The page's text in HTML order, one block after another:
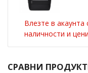
Влезте в акаунта
наличности и
СРАВНИ